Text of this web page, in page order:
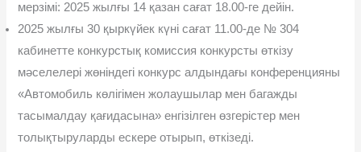
мерзімі: 2025 жылғы 14 қазан сағат 18.00-ге дейін.
2025 жылғы 30 қыркүйек күні сағат 11.00-де № 304
кабинетте конкурстық комиссия конкурсты өткізу
мəселелері жөніндегі конкурс алдындағы конференцияны
«Автомобиль көлігімен жолаушылар мен багажды
тасымалдау қағидасына» енгізілген өзгерістер мен
толықтыруларды ескере отырып, өткізеді.